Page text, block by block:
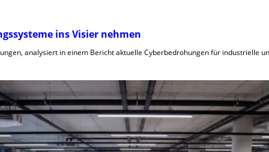
ins Visier nehmen
analysiert in einem Bericht aktuelle Cyberbedrohungen für industrielle